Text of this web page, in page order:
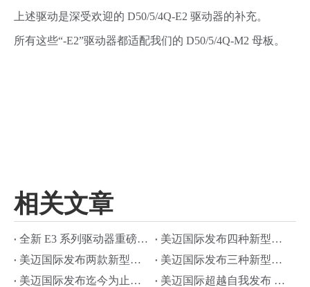
上述驱动是深受欢迎的 D50/5/4Q-E2 驱动器的补充。
所有这些“-E2”驱动器都适配我们的 D50/5/4Q-M2 母板。
相关文章
全新 E3 系列驱动器重磅发布！—— 更简集成，更强性能
美迈国际发布四种新型高性能微型离心风机
美迈国际发布两款新型驱动器
美迈国际发布三种新型高性能内置驱动微型离心风机
美迈国际发布迄今为止最高性能微型离心风机
美迈国际超越自我发布 C75H2 微型离心风机